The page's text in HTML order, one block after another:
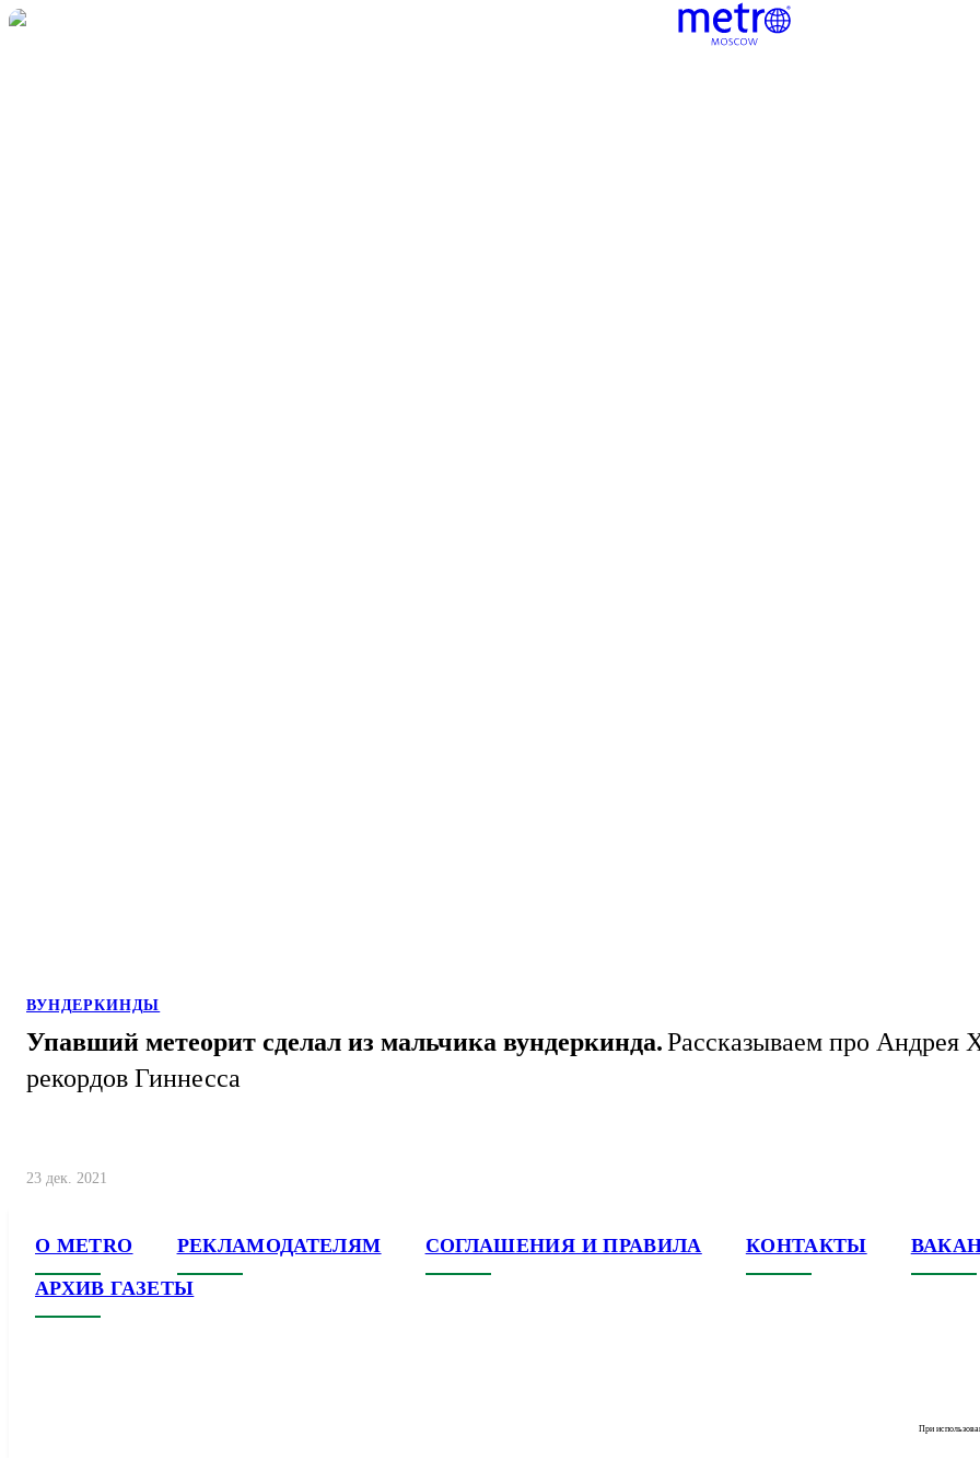
ВУНДЕРКИНДЫ
Упавший метеорит сделал из мальчика вундеркинда.Рассказываем про Андрея
рекордов Гиннесса
23 дек. 2021
О METRO РЕКЛАМОДАТЕЛЯМ СОГЛАШЕНИЯ И ПРАВИЛА КОНТАКТЫ
АРХИВ ГАЗЕТЫ
При